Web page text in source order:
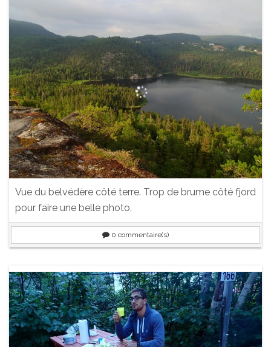
Vue du belvédère côté terre. Trop de brume côté fjord
pour faire une belle photo.
0 commentaire(s)